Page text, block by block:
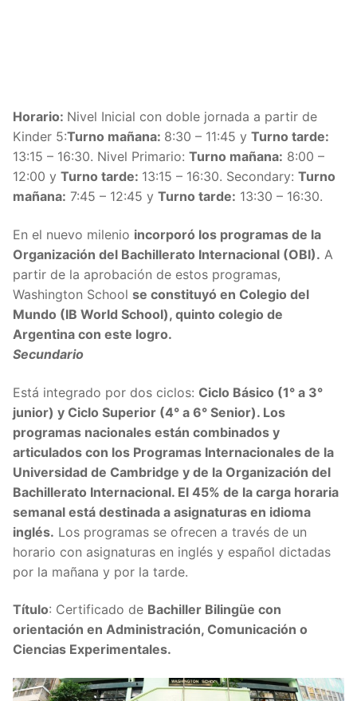
Horario: Nivel Inicial con doble jornada a partir de
Kinder 5:Turno mañana: 8:30 – 11:45 y Turno tarde:
13:15 – 16:30. Nivel Primario: Turno mañana: 8:00 –
12:00 y Turno tarde: 13:15 – 16:30. Secondary: Turno
mañana: 7:45 – 12:45 y Turno tarde: 13:30 – 16:30.
En el nuevo milenio incorporó los programas de la
Organización del Bachillerato Internacional (OBI). A
partir de la aprobación de estos programas,
Washington School se constituyó en Colegio del
Mundo (IB World School), quinto colegio de
Argentina con este logro.
Secundario
Está integrado por dos ciclos: Ciclo Básico (1° a 3°
junior) y Ciclo Superior (4° a 6° Senior). Los
programas nacionales están combinados y
articulados con los Programas Internacionales de la
Universidad de Cambridge y de la Organización del
Bachillerato Internacional. El 45% de la carga horaria
semanal está destinada a asignaturas en idioma
inglés. Los programas se ofrecen a través de un
horario con asignaturas en inglés y español dictadas
por la mañana y por la tarde.
Título: Certificado de Bachiller Bilingüe con
orientación en Administración, Comunicación o
Ciencias Experimentales.